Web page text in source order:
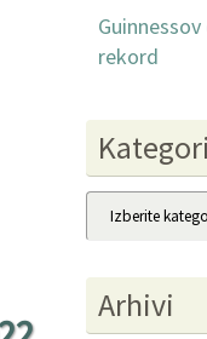
rekord
Kategorije
Arhivi